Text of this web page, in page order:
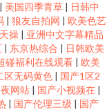
| 美国四季青草 | 日韩中
| 狼友自拍网 | 欧美色艺
操 | 亚洲中文字幕精品
| 东京热综合 | 日韩欧美
碰福利在线观看 | 欧美
区无码黄色 | 国产1区2
网站 | 国产小视频在 |
| 国产伦理三级 | 国产